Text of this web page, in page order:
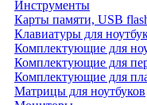
Инструменты
Карты памяти, USB
Клавиатуры для
Комплектующие для
Комплектующие для
Комплектующие для
Матрицы для ноутбуков